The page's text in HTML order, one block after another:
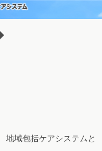
地域包括ケアシステムと